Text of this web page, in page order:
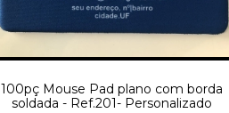
100pç Mouse Pad plano com borda
soldada - Ref.201- Personalizado